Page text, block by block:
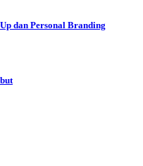
dan Personal Branding